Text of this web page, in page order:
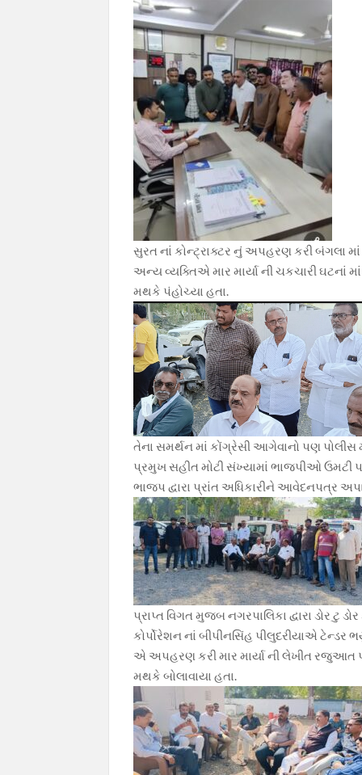
o
o
k
A
p
p
a
m
Li
n
k
સુરત નાં કોન્ટ્રાક્ટર નું અપહરણ કરી બંગલા માં
અન્ય વ્યક્તિએ માર માર્યા ની ચકચારી ઘટનાં
મથકે પંહોચ્યા હતા.
તેના સમર્થન માં કોંગ્રેસી આગેવાનો પણ
પ્રમુખ સહીત મોટી સંખ્યામાં ભાજપીઓ ઉમટી
ભાજપ દ્વારા પ્રાંત અધિકારીને આવેદનપત્ર
પ્રાપ્ત વિગત મુજબ નગરપાલિકા દ્વારા ડોર ટુ
કોર્પોરેશન નાં બીપીનસિંહ પીલુદરીયાએ ટેન્ડર
એ અપહરણ કરી માર માર્યા ની લેખીત રજુઆત
મથકે બોલાવાયા હતા.